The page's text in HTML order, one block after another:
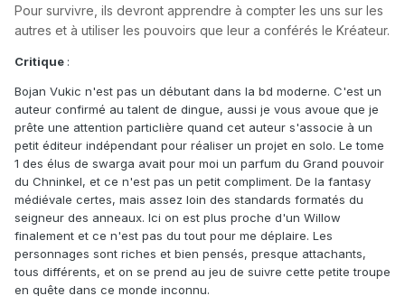
Pour survivre, ils devront apprendre à compter les uns sur les
autres et à utiliser les pouvoirs que leur a conférés le Kréateur.
Critique :
Bojan Vukic n'est pas un débutant dans la bd moderne. C'est un
auteur confirmé au talent de dingue, aussi je vous avoue que je
prête une attention particlière quand cet auteur s'associe à un
petit éditeur indépendant pour réaliser un projet en solo. Le tome
1 des élus de swarga avait pour moi un parfum du Grand pouvoir
du Chninkel, et ce n'est pas un petit compliment. De la fantasy
médiévale certes, mais assez loin des standards formatés du
seigneur des anneaux. Ici on est plus proche d'un Willow
finalement et ce n'est pas du tout pour me déplaire. Les
personnages sont riches et bien pensés, presque attachants,
tous différents, et on se prend au jeu de suivre cette petite troupe
en quête dans ce monde inconnu.